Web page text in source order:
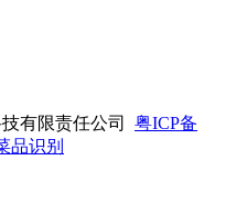
有限责任公司 粤ICP备
品识别